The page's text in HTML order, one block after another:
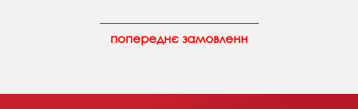
попереднє замовленн